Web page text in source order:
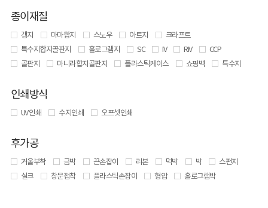
종이재질
갱지 마마합지 스노우 아트지
크라프트
특수지합지골판지
홀로그램지 SC IV RIV
CCP
골판지
마니라합지골판지 플라스틱케이스 쇼핑백 특수지
인쇄방식
UV 인쇄 수지인쇄 오프셋인쇄
후가공
거울부착 금박 끈손잡이 리본 먹박 박
스펀지
실크
창문접착 플라스틱손잡이 형압 홀로그램박